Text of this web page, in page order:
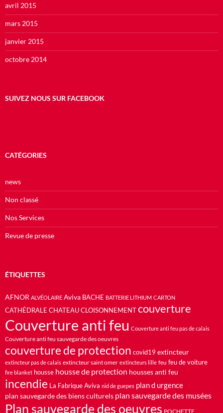
avril 2015
mars 2015
janvier 2015
octobre 2014
SUIVEZ NOUS SUR FACEBOOK
CATÉGORIES
news
Non classé
Nos Services
Revue de presse
ÉTIQUETTES
AFNOR ALVÉOLAIRE Aviva BACHE BATTERIE LITHIUM CARTON
CATHÉDRALE CHATEAU CLOISONNEMENT couverture
Couverture anti feu Couverture anti feu pas de calais
Couverture anti feu sauvegarde des oeuvres
couverture de protection covid19 extincteur
extincteur pas de calais extincteur saint omer extincteurs lille feu feu de voiture
fire blanket housse housse de protection housses anti feu
incendie La Fabrique Aviva nid de guepes plan d urgence
plan sauvegarde des biens culturels plan sauvegarde des musées
Plan sauvegarde des oeuvres POCHETTE